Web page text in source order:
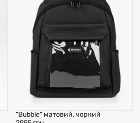
"Bubble" матовий, чорний